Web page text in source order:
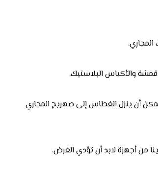
والأكياس البلاستيك.
أن ينزل الغطاس إلى صهريج المجاري
من أجهزة لابد أن تؤدي الغرض.